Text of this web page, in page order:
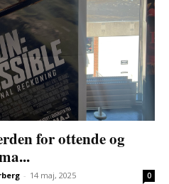
for ottende og
- 14 maj, 2025 0